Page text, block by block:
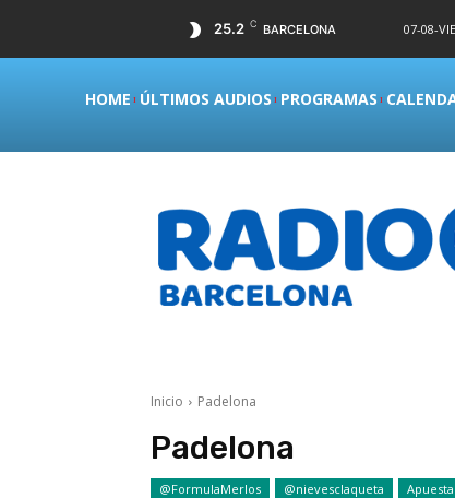
25.2 C BARCELONA 07-08-
HOME ÚLTIMOS AUDIOS PROGRAMAS
Inicio Padelona
Padelona
@FormulaMerlos @nievesclaqueta